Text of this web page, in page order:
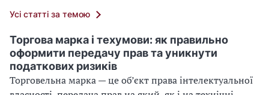
Усі статті за темою
Торгова марка і техумови: як правильно
оформити передачу прав та уникнути
податкових ризиків
Торговельна марка — це об’єкт права інтелектуальної